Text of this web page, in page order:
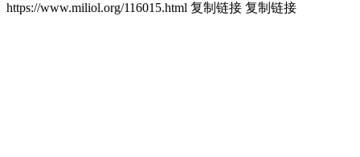
https://www.miliol.org/116015.html 复制链接 复制链接